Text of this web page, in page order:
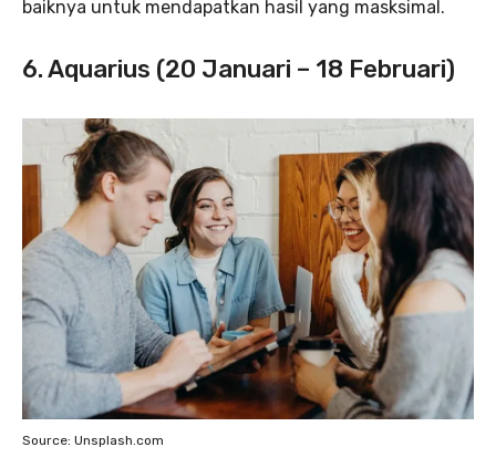
baiknya untuk mendapatkan hasil yang masksimal.
6. Aquarius (20 Januari – 18 Februari)
Source: Unsplash.com